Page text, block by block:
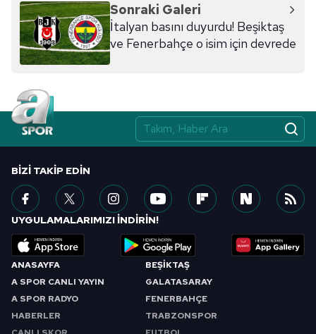
Sonraki Galeri
İtalyan basını duyurdu! Beşiktaş
ve Fenerbahçe o isim için devrede
ANASAYFA
A SPOR CANLI YAYIN
A SPOR RADYO
HABERLER
BEŞİKTAŞ
GALATASARAY
FENERBAHÇE
TRABZONSPOR
BIZI TAKIP EDIN
UYGULAMALARIMIZI İNDİRİN!